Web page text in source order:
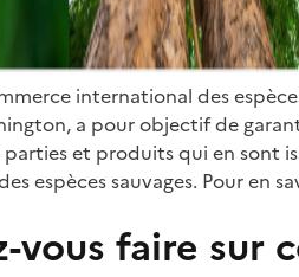
international des
a pour objectif de
parties et produits qui en sont
espèces sauvages. Pour en
vous faire sur